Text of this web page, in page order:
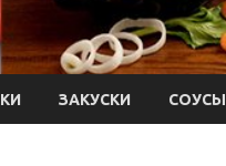
ЗАКУСКИ СОУСЫ